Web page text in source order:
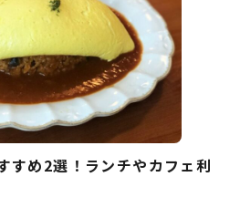
すめ2選！ランチやカフェ利